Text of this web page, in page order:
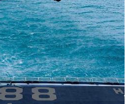
0
南部戰區宣布，今日 (7日) 在
戰巡，一切攪局南海、製造熱
。